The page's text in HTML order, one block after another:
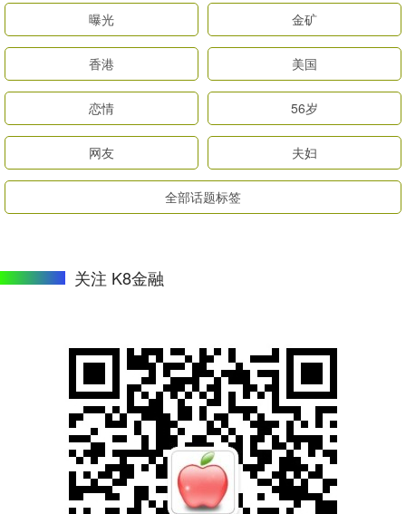
曝光 金矿
香港 美国
恋情 56岁
网友 夫妇
全部话题标签
关注 K8金融